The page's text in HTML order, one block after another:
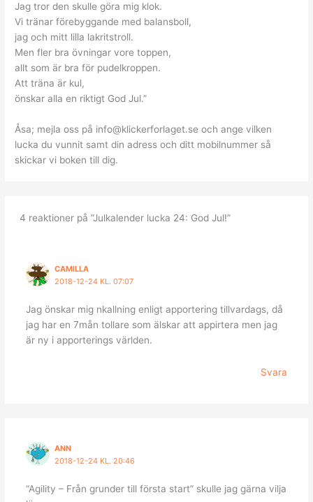
Jag tror den skulle göra mig klok.
Vi tränar förebyggande med balansboll,
jag och mitt lilla lakritstroll.
Men fler bra övningar vore toppen,
allt som är bra för pudelkroppen.
Att träna är kul,
önskar alla en riktigt God Jul.”
Åsa; mejla oss på info@klickerforlaget.se och ange vilken
lucka du vunnit samt din adress och ditt mobilnummer så
skickar vi boken till dig.
4 reaktioner på ”Julkalender lucka 24: God Jul!”
CAMILLA
2018-12-24 KL. 07:07
Jag önskar mig nkallning enligt apportering tillvardags, då
jag har en 7mån tollare som älskar att appirtera men jag
är ny i apporterings världen.
Svara
ANN
2018-12-24 KL. 20:46
“Agility – Från grunder till första start” skulle jag gärna vilja